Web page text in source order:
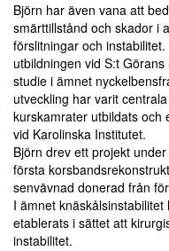
Björn har även vana att
smärttillstånd och skador i
förslitningar och
utbildningen vid S:t
studie i ämnet
utveckling har varit
kurskamrater utbildats och
vid Karolinska Institutet.
Björn drev ett projekt
första
senvävnad donerad från
I ämnet
etablerats i sättet att
instabilitet.